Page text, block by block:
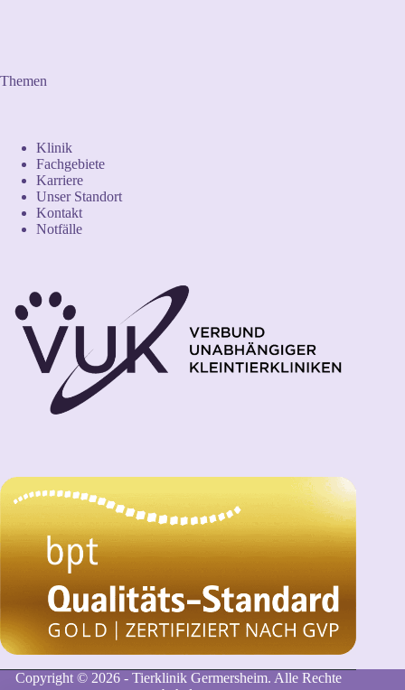
Themen
Klinik
Fachgebiete
Karriere
Unser Standort
Kontakt
Notfälle
Copyright © 2026 - Tierklinik Germersheim. Alle Rechte